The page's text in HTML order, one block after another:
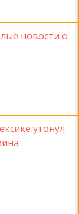
новости о
утонул